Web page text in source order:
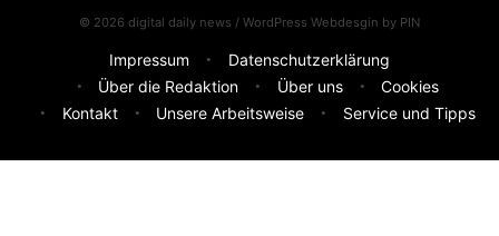
© 2026 digital daily news / WordPress Webdesgin by PIN
Impressum
Datenschutzerklärung
Über die Redaktion
Über uns
Cookies
Kontakt
Unsere Arbeitsweise Service und Tipps